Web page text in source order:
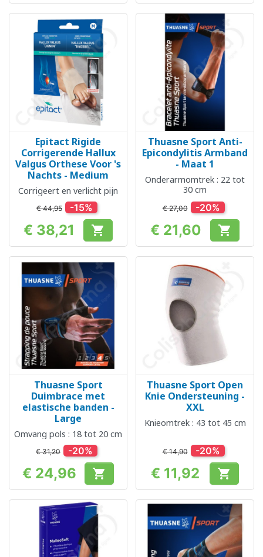
Epitact Rigide
Corrigerende Hallux
Valgus Orthese Voor 's
Nachts - Medium
Corrigeert en verlicht pijn
€ 44,95 -15%
Prijs
€ 38,21 
Thuasne Sport Anti-
Epicondylitis Armband
- Maat 1
Onderarmomtrek : 22 tot
30 cm
€ 27,00 -20%
Prijs
€ 21,60 
Thuasne Sport
Duimbrace met
elastische banden -
Large
Omvang pols : 18 tot 20 cm
€ 31,20 -20%
Prijs
€ 24,96 
Thuasne Sport Open
Knie Ondersteuning -
XXL
Knieomtrek : 43 tot 45 cm
€ 14,90 -20%
Prijs
€ 11,92 